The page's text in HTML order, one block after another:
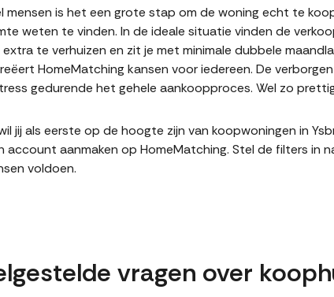
mensen is het een grote stap om de woning echt te
weten te vinden. In de ideale situatie vinden de
te verhuizen en zit je met minimale dubbele
HomeMatching kansen voor iedereen. De
gedurende het gehele aankoopproces. Wel zo
jij als eerste op de hoogte zijn van koopwoningen in
account aanmaken op HomeMatching. Stel de filters in
voldoen.
vragen over